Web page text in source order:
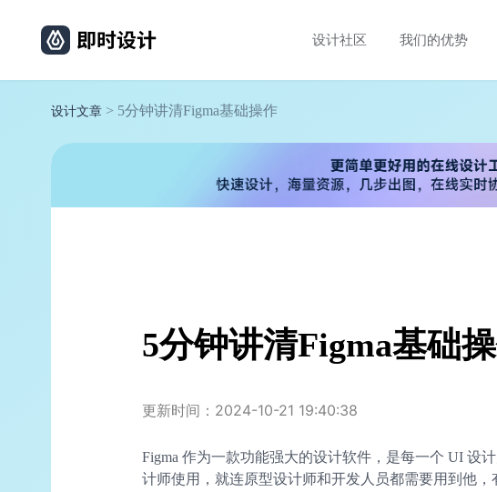
设计社区 我们的优势
设计文章 > 5分钟讲清Figma基础操作
5分钟讲清Figma基础
更新时间：2024-10-21 19:40:38
Figma 作为一款功能强大的设计软件，是每一个 UI 设
计师使用，就连原型设计师和开发人员都需要用到他，